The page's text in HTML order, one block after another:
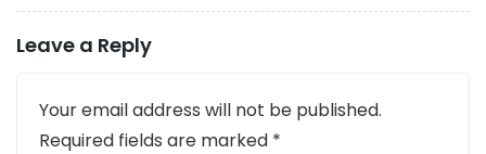
Leave a Reply
Your email address will not be published.
Required fields are marked *